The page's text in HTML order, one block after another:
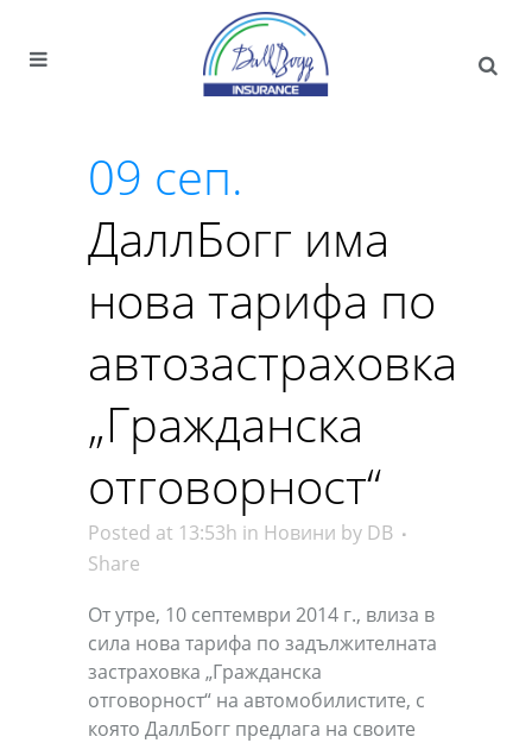
09 сеп.
ДаллБогг има
нова тарифа по
автозастраховка
„Гражданска
отговорност“
Posted at 13:53h in Новини by DB
Share
От утре, 10 септември 2014 г., влиза в
сила нова тарифа по задължителната
застраховка „Гражданска
отговорност“ на автомобилистите, с
която ДаллБогг предлага на своите